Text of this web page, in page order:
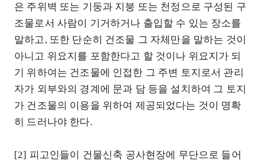
은 주위벽 또는 기둥과 지붕 또는 천정으로 구성된 구
조물로서 사람이 기거하거나 출입할 수 있는 장소를
말하고, 또한 단순히 건조물 그 자체만을 말하는 것이
아니고 위요지를 포함한다고 할 것이나 위요지가 되
기 위하여는 건조물에 인접한 그 주변 토지로서 관리
자가 외부와의 경계에 문과 담 등을 설치하여 그 토지
가 건조물의 이용을 위하여 제공되었다는 것이 명확
히 드러나야 한다.
[2] 피고인들이 건물신축 공사현장에 무단으로 들어